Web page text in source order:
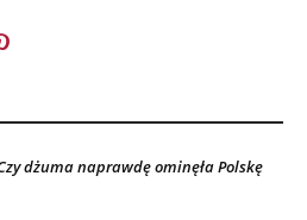
dżuma naprawdę ominęła Polskę